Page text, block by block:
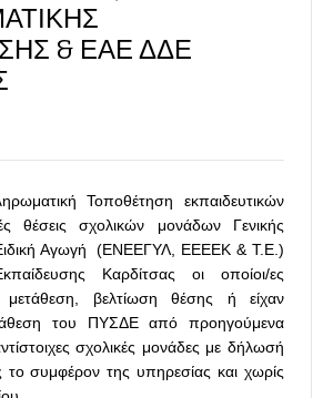
& ΕΑΕ ΔΔΕ
Τοποθέτηση εκπαιδευτικών
θέσεις σχολικών μονάδων Γενικής
Ειδική Αγωγή (ΕΝΕΕΓΥΛ, ΕΕΕΕΚ & Τ.Ε.)
Καρδίτσας οι οποίοι/ες
μετάθεση, βελτίωση θέσης ή είχαν
του ΠΥΣΔΕ από προηγούμενα
σχολικές μονάδες με δήλωσή
συμφέρον της υπηρεσίας και χωρίς